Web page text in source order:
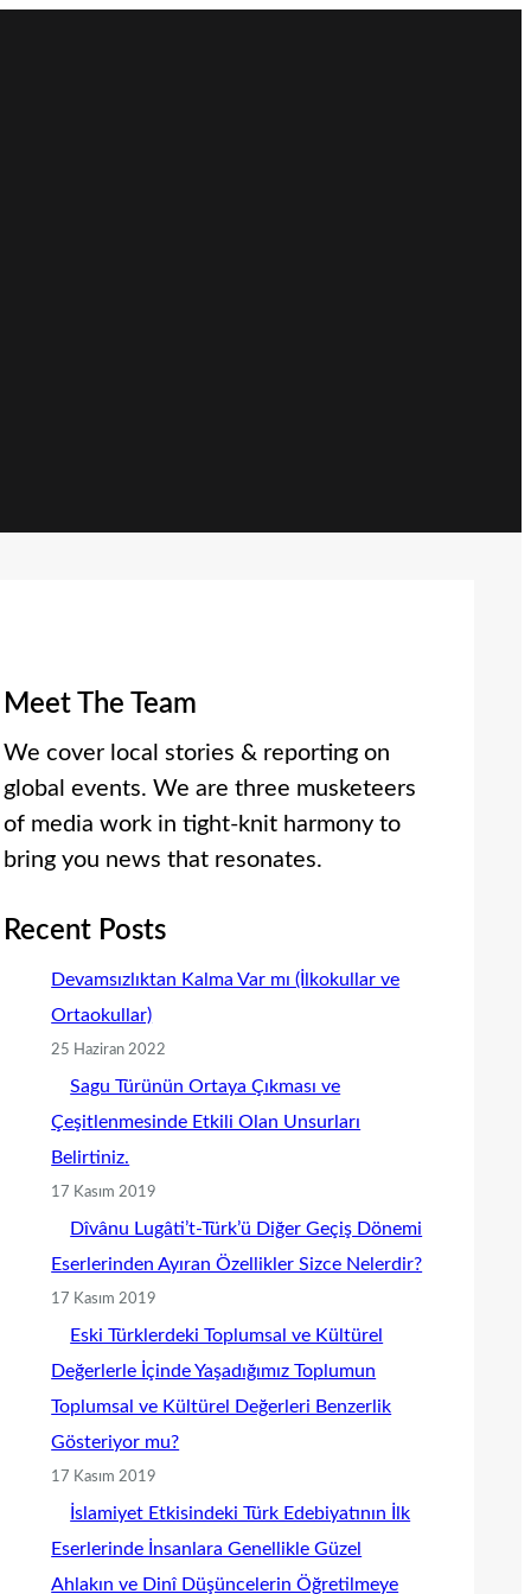
Meet The Team
We cover local stories & reporting on
global events. We are three musketeers
of media work in tight-knit harmony to
bring you news that resonates.
Recent Posts
Devamsızlıktan Kalma Var mı (İlkokullar ve
Ortaokullar)
25 Haziran 2022
Sagu Türünün Ortaya Çıkması ve
Çeşitlenmesinde Etkili Olan Unsurları
Belirtiniz.
17 Kasım 2019
Dîvânu Lugâti’t-Türk’ü Diğer Geçiş Dönemi
Eserlerinden Ayıran Özellikler Sizce Nelerdir?
17 Kasım 2019
Eski Türklerdeki Toplumsal ve Kültürel
Değerlerle İçinde Yaşadığımız Toplumun
Toplumsal ve Kültürel Değerleri Benzerlik
Gösteriyor mu?
17 Kasım 2019
İslamiyet Etkisindeki Türk Edebiyatının İlk
Eserlerinde İnsanlara Genellikle Güzel
Ahlakın ve Dinî Düşüncelerin Öğretilmeye